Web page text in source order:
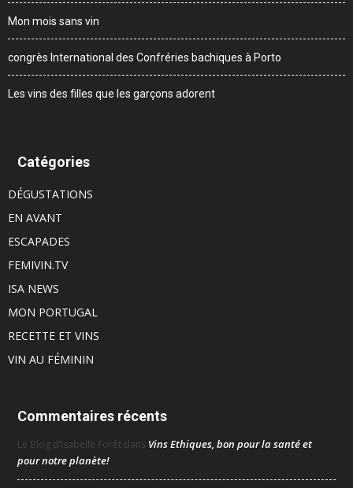
Mon mois sans vin
congrès International des Confréries bachiques à Porto
Les vins des filles que les garçons adorent
Catégories
DÉGUSTATIONS
EN AVANT
ESCAPADES
FEMIVIN.TV
ISA NEWS
MON PORTUGAL
RECETTE ET VINS
VIN AU FÉMININ
Commentaires récents
Le Blog d’Isabelle Forêt dans Vins Ethiques, bon pour la santé et
pour notre planète!